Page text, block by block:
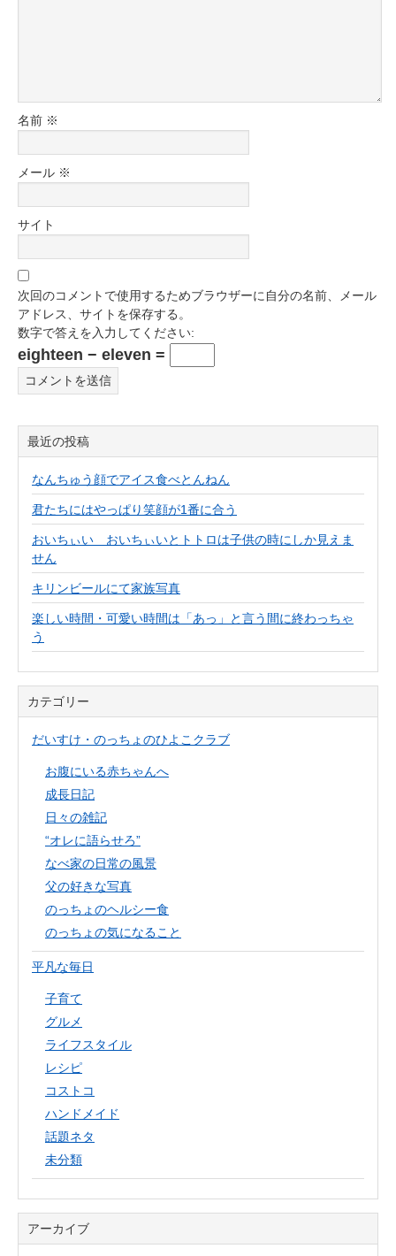
名前 ※
メール ※
サイト
次回のコメントで使用するためブラウザーに自分の名前、メール
アドレス、サイトを保存する。
数字で答えを入力してください:
eighteen − eleven =
最近の投稿
なんちゅう顔でアイス食べとんねん
君たちにはやっぱり笑顔が1番に合う
おいちぃい おいちぃいとトトロは子供の時にしか見えま
せん
キリンビールにて家族写真
楽しい時間・可愛い時間は「あっ」と言う間に終わっちゃ
う
カテゴリー
だいすけ・のっちょのひよこクラブ
お腹にいる赤ちゃんへ
成長日記
日々の雑記
“オレに語らせろ”
なべ家の日常の風景
父の好きな写真
のっちょのヘルシー食
のっちょの気になること
平凡な毎日
子育て
グルメ
ライフスタイル
レシピ
コストコ
ハンドメイド
話題ネタ
未分類
アーカイブ